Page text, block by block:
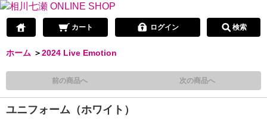
カート ログイン 検索
ホーム ＞2024 Live Emotion
前の商品へ 次の商品へ
ユニフォーム（ホワイト）